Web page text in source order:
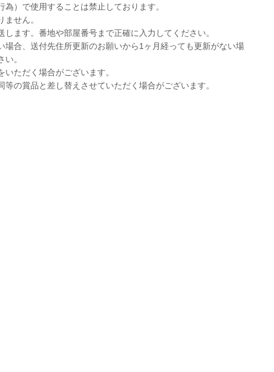
）で使用することは禁止しております。
せん。
ます。番地や部屋番号まで正確に入力してください。
合、送付先住所更新のお願いから1ヶ月経っても更新がない場
。
ただく場合がございます。
の賞品と差し替えさせていただく場合がございます。